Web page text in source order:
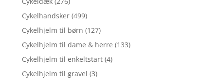
Cykelhandsker (499)
Cykelhjelm til børn (127)
Cykelhjelm til dame & herre (133)
Cykelhjelm til enkeltstart (4)
Cykelhjelm til gravel (3)